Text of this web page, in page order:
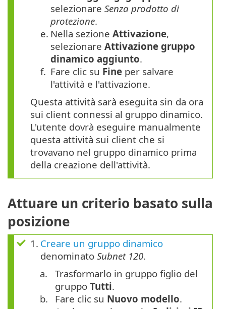
selezionare Senza prodotto di
protezione.
e. Nella sezione Attivazione,
selezionare Attivazione gruppo
dinamico aggiunto.
f. Fare clic su Fine per salvare
l'attività e l'attivazione.
Questa attività sarà eseguita sin da ora
sui client connessi al gruppo dinamico.
L'utente dovrà eseguire manualmente
questa attività sui client che si
trovavano nel gruppo dinamico prima
della creazione dell'attività.
Attuare un criterio basato sulla
posizione
1. Creare un gruppo dinamico
denominato Subnet 120.
a.
Trasformarlo in gruppo figlio del
gruppo Tutti.
b.
Fare clic su Nuovo modello.